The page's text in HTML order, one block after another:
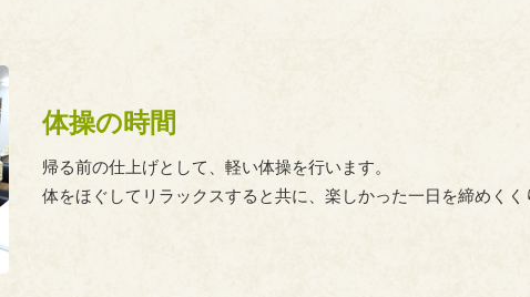
体操の時間
帰る前の仕上げとして、軽い体操を行います。
体をほぐしてリラックスすると共に、楽しかった一日を締めくく